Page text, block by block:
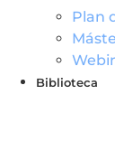
Plan
Biblioteca